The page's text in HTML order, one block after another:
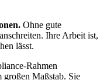
Ohne gute
Ihre Arbeit ist,
lässt.
Rahmen
großen Maßstab. Sie